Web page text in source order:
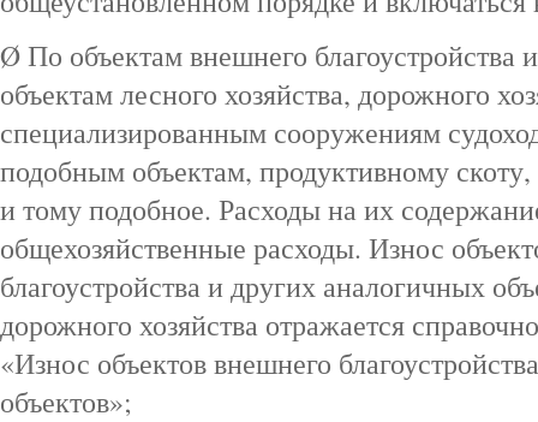
Ø По объектам внешнего благоустройства
объектам лесного хозяйства, дорожного
специализированным сооружениям
подобным объектам, продуктивному
и тому подобное. Расходы на их
общехозяйственные расходы. Износ
благоустройства и других аналогичных
дорожного хозяйства отражается
«Износ объектов внешнего
объектов»;